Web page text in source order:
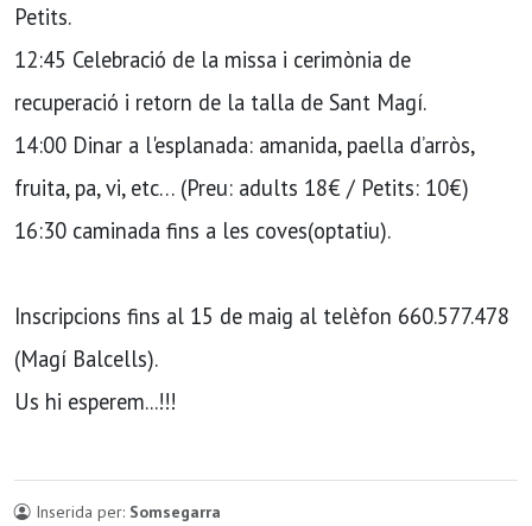
Petits.
12:45 Celebració de la missa i cerimònia de
recuperació i retorn de la talla de Sant Magí.
14:00 Dinar a l'esplanada: amanida, paella d’arròs,
fruita, pa, vi, etc… (Preu: adults 18€ / Petits: 10€)
16:30 caminada fins a les coves(optatiu).
Inscripcions fins al 15 de maig al telèfon 660.577.478
(Magí Balcells).
Us hi esperem...!!!
Inserida per: Somsegarra